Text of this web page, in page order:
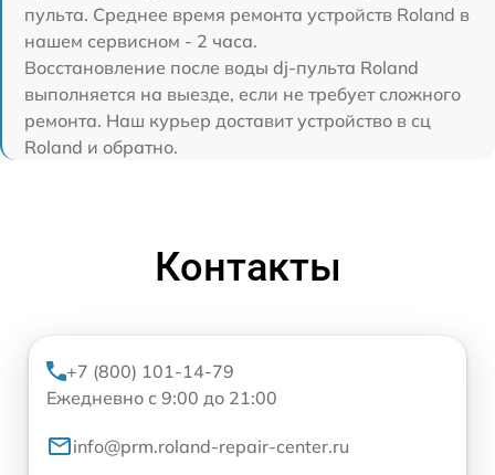
пульта. Среднее время ремонта устройств Roland в
нашем сервисном - 2 часа.
Восстановление после воды dj-пульта Roland
выполняется на выезде, если не требует сложного
ремонта. Наш курьер доставит устройство в сц
Roland и обратно.
Контакты
+7 (800) 101-14-79
Ежедневно с 9:00 до 21:00
info@prm.roland-repair-center.ru